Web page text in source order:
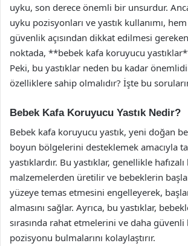
uyku, son derece önemli bir unsurdur.
uyku pozisyonları ve yastık kullanımı,
güvenlik açısından dikkat edilmesi
noktada, **bebek kafa koruyucu
Peki, bu yastıklar neden bu kadar
özelliklere sahip olmalıdır? İşte bu
Bebek Kafa Koruyucu Yastık Nedir?
Bebek kafa koruyucu yastık, yeni doğan
boyun bölgelerini desteklemek amacıyla
yastıklardır. Bu yastıklar, genellikle
malzemelerden üretilir ve bebeklerin
yüzeye temas etmesini engelleyerek,
almasını sağlar. Ayrıca, bu yastıklar,
sırasında rahat etmelerini ve daha
pozisyonu bulmalarını kolaylaştırır.